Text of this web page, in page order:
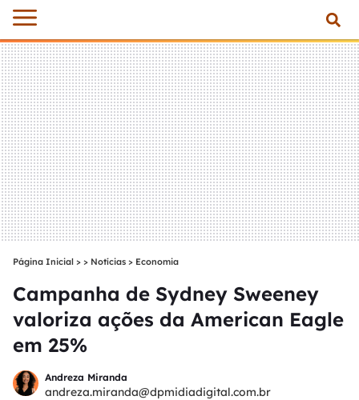
Página Inicial > Notícias > Economia
Campanha de Sydney Sweeney
valoriza ações da American Eagle
em 25%
Andreza Miranda
andreza.miranda@dpmidiadigital.com.br